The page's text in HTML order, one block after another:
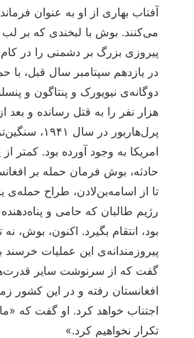
آفتاب بهاری از او به عنوان
می‌کنند. بوش با لبخندی که بر لب
پیروزی بزرگ بر دشمنی را در
در یازدهم سپتامبر سال قبل، با
دوگانه‌ی نیویورک و پنتاگون و
هزار نفر را به قتل رسانده و بعد
پرل‌هاربور در سال
امریکا به وجود آورده بود. کمتر
حادثه، بوش فرمان حمله بر
تا از اسامه‌بن‌لادن، طراح حمله‌ی
رژیم طالبان که حامی و
بود، انتقام بگیرد. اکنون، بوش، نه
پیروزمندانه‌ی این عملیات خرسند
گفت که از سرنوشت سایر
افغانستان رفته و در این کشور
اجتناب خواهد کرد. او گفت که «ما
تکرار نخواهیم کرد.»